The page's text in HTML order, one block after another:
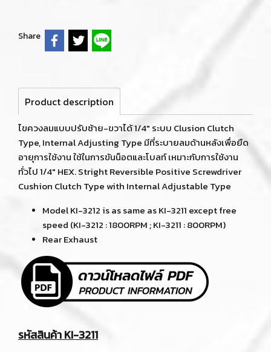
Share
Product description
ไขควงลมแบบปรับซ้าย-ขวาได้ 1/4" ระบบ Clusion Clutch
Type, Internal Adjusting Type มีที่ระบายลมด้านหลังเพื่อยืด
อายุการใช้งาน ใช้ในการขันน็อตและโบลท์ เหมาะกับการใช้งาน
ทั่วไป 1/4" HEX. Stright Reversible Positive Screwdriver
Cushion Clutch Type with Internal Adjustable Type
Model KI-3212 is as same as KI-3211 except free
speed (KI-3212 : 1800RPM ; KI-3211 : 800RPM)
Rear Exhaust
รหัสสินค้า KI-3211